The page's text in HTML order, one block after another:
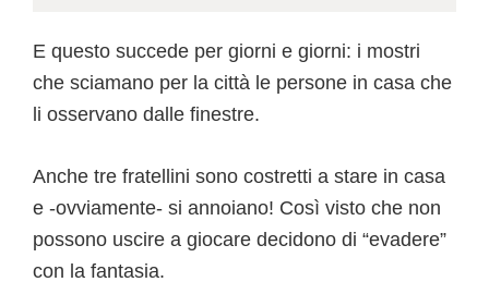
E questo succede per giorni e giorni: i mostri
che sciamano per la città le persone in casa che
li osservano dalle finestre.
Anche tre fratellini sono costretti a stare in casa
e -ovviamente- si annoiano! Così visto che non
possono uscire a giocare decidono di “evadere”
con la fantasia.